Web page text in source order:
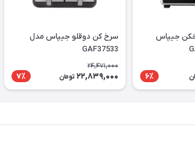
جیپاس
6٪
سرخ کن دوقلو جیپاس مدل
GAF37533
24,471,000
22,839,000 تومان 7٪